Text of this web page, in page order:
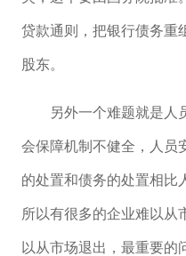
贷款通则，把银行债务重
股东。
另外一个难题就是人
会保障机制不健全，人员
的处置和债务的处置相比
所以有很多的企业难以从
以从市场退出，最重要的